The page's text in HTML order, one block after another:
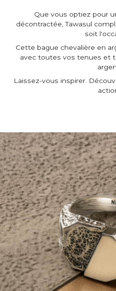
Que vous optiez pour
décontractée, Tawasul
soit
Cette bague chevalière en
avec toutes vos tenues et
Laissez-vous inspirer.